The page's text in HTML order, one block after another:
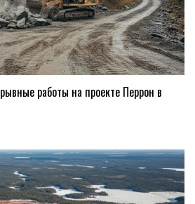
работы на проекте Перрон в